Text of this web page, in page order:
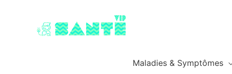
Maladies & Symptômes